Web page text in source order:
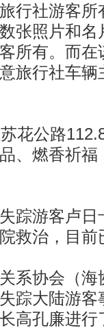
行社游客所
张照片和名
所有。而在
旅行社车辆
公路
、燃香祈福
游客卢日
救治，目前
协会（海
踪大陆游客
高孔廉进行